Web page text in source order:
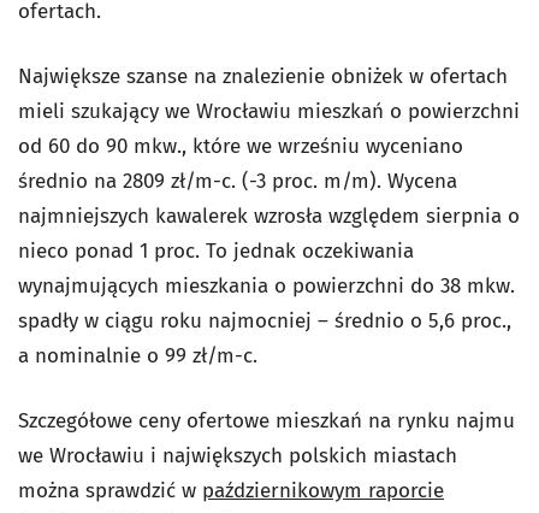
ofertach.
Największe szanse na znalezienie obniżek w ofertach
mieli szukający we Wrocławiu mieszkań o powierzchni
od 60 do 90 mkw., które we wrześniu wyceniano
średnio na 2809 zł/m-c. (-3 proc. m/m). Wycena
najmniejszych kawalerek wzrosła względem sierpnia o
nieco ponad 1 proc. To jednak oczekiwania
wynajmujących mieszkania o powierzchni do 38 mkw.
spadły w ciągu roku najmocniej – średnio o 5,6 proc.,
a nominalnie o 99 zł/m-c.
Szczegółowe ceny ofertowe mieszkań na rynku najmu
we Wrocławiu i największych polskich miastach
można sprawdzić w październikowym raporcie